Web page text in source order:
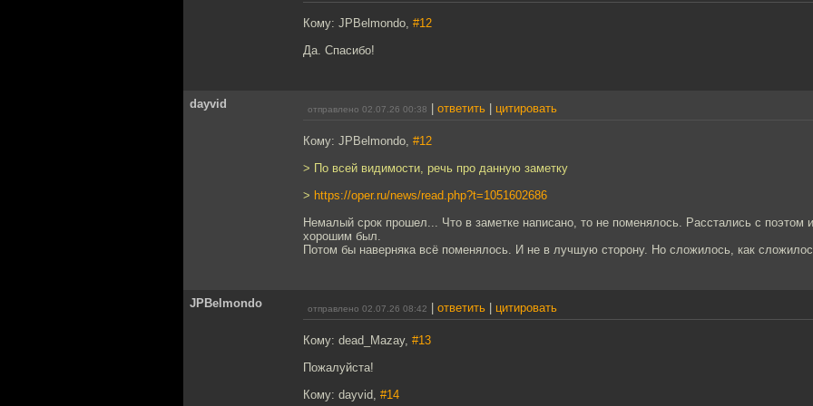
Кому: JPBelmondo, #12
Да. Спасибо!
dayvid отправлено 02.07.26 00:38 ответить цитировать
Кому: JPBelmondo, #12
> По всей видимости, речь про данную заметку
> https://oper.ru/news/read.php?t=1051602686
Немалый срок прошел... Что в заметке написано, то не поменялось. Расстались с поэтом
хорошим был.
Потом бы наверняка всё поменялось. И не в лучшую сторону. Но сложилось, как
JPBelmondo отправлено 02.07.26 08:42 ответить цитировать
Кому: dead_Mazay, #13
Пожалуйста!
Кому: dayvid, #14